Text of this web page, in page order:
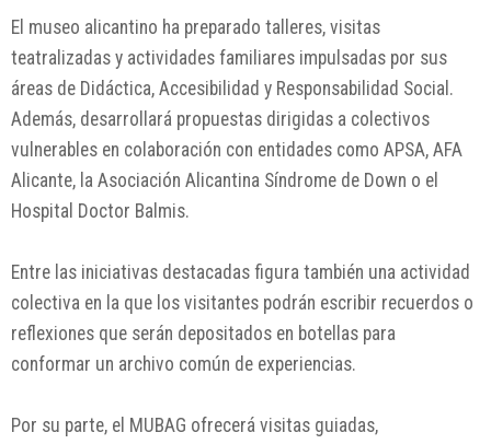
El museo alicantino ha preparado talleres, visitas
teatralizadas y actividades familiares impulsadas por sus
áreas de Didáctica, Accesibilidad y Responsabilidad Social.
Además, desarrollará propuestas dirigidas a colectivos
vulnerables en colaboración con entidades como APSA, AFA
Alicante, la Asociación Alicantina Síndrome de Down o el
Hospital Doctor Balmis.
Entre las iniciativas destacadas figura también una actividad
colectiva en la que los visitantes podrán escribir recuerdos o
reflexiones que serán depositados en botellas para
conformar un archivo común de experiencias.
Por su parte, el MUBAG ofrecerá visitas guiadas,